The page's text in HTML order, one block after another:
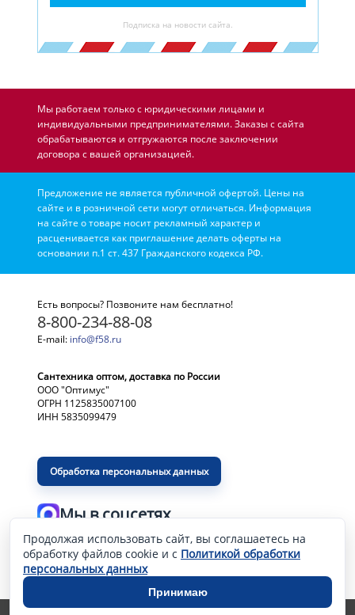
Подписка на новости сайта.
Мы работаем только с юридическими лицами и
индивидуальными предпринимателями. Заказы с сайта
обрабатываются и отгружаются после заключении
договора с вашей организацией.
Предложение не является публичной офертой. Цены на
сайте и в розничной сети могут отличаться. Информация
на сайте о товаре носит рекламный характер и
расценивается как приглашение делать оферты на
основании п.1 ст. 437 Гражданского кодекса РФ.
Есть вопросы? Позвоните нам бесплатно!
8-800-234-88-08
E-mail: info@f58.ru
Сантехника оптом, доставка по России
ООО "Оптимус"
ОГРН 1125835007100
ИНН 5835099479
Обработка персональных данных
Мы в соцсетях
Разработка и продвижение сайта —
Продолжая использовать сайт, вы соглашаетесь на
обработку файлов cookie и с Политикой обработки
персональных данных
Принимаю